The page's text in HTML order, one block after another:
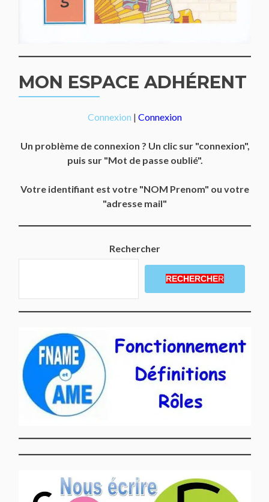
MON ESPACE ADHÉRENT
Connexion | Connexion
Un problème de connexion ? Un clic sur "connexion",
puis sur "Mot de passe oublié".
Votre identifiant est votre "NOM Prenom" ou votre
"adresse mail"
Rechercher
RECHERCHER